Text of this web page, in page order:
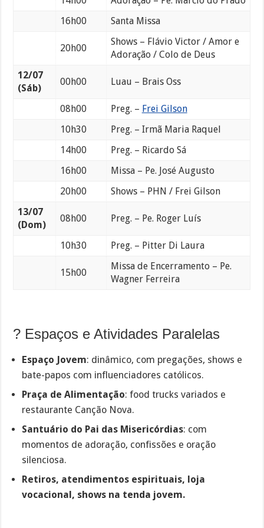
16h00
Santa Missa
20h00
Shows – Flávio Victor / Amor e
Adoração / Colo de Deus
12/07
(Sáb)
00h00 Luau – Brais Oss
08h00 Preg. – Frei Gilson
10h30
Preg. – Irmã Maria Raquel
14h00
Preg. – Ricardo Sá
16h00
Missa – Pe. José Augusto
20h00
Shows – PHN / Frei Gilson
13/07
(Dom)
08h00 Preg. – Pe. Roger Luís
10h30 Preg. – Pitter Di Laura
15h00
Missa de Encerramento – Pe.
Wagner Ferreira
? Espaços e Atividades Paralelas
Espaço Jovem: dinâmico, com pregações, shows e
bate-papos com influenciadores católicos.
Praça de Alimentação: food trucks variados e
restaurante Canção Nova.
Santuário do Pai das Misericórdias: com
momentos de adoração, confissões e oração
silenciosa.
Retiros, atendimentos espirituais, loja
vocacional, shows na tenda jovem.